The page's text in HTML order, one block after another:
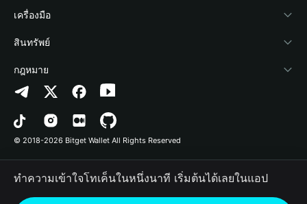
ข่าวสารด้านคริปโต
ศูนย์ช่วยเหลือ
ติดต่อเรา
ทรัพยากรข้อมูลของแบรนด์
อาชีพ
Payfi Crypto
Crypto Swap API
Altcoin Season Index
Prediction Markets
DApp
RWA
เชื่อมต่อ Wallet
Bitget Wallet Pay
ลิสต์โปรเจกต์
Protection Fund
เทคโนโลยีความปลอดภัย
เครื่องมือ
ซื้อคริปโต
การตรวจจับการอนุญาต
การตรวจจับสัญญา
การโอนเป็นชุด
สินทรัพย์
Arbitrum
Avalanche
Bitcoin
Polygon
กฎหมาย
นโยบายความเป็นส่วนตัว
ข้อตกลงในการใช้บริการ
© 2018-2026 Bitget Wallet All Rights Reserved
ทำความเข้าใจโทเค็นในหนึ่งนาที เริ่มต้นได้เลยในแอป